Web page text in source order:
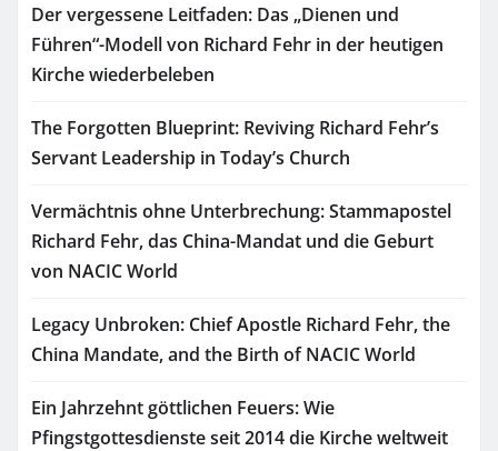
Der vergessene Leitfaden: Das „Dienen und
Führen“-Modell von Richard Fehr in der heutigen
Kirche wiederbeleben
The Forgotten Blueprint: Reviving Richard Fehr’s
Servant Leadership in Today’s Church
Vermächtnis ohne Unterbrechung: Stammapostel
Richard Fehr, das China-Mandat und die Geburt
von NACIC World
Legacy Unbroken: Chief Apostle Richard Fehr, the
China Mandate, and the Birth of NACIC World
Ein Jahrzehnt göttlichen Feuers: Wie
Pfingstgottesdienste seit 2014 die Kirche weltweit